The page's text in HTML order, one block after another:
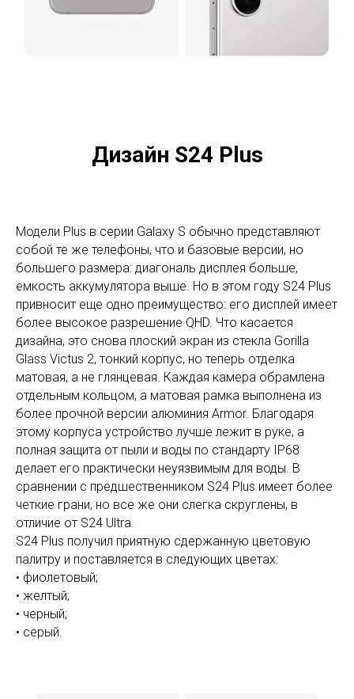
Дизайн S24 Plus
Модели Plus в серии Galaxy S обычно представляют
собой те же телефоны, что и базовые версии, но
большего размера: диагональ дисплея больше,
емкость аккумулятора выше. Но в этом году S24 Plus
привносит еще одно преимущество: его дисплей имеет
более высокое разрешение QHD. Что касается
дизайна, это снова плоский экран из стекла Gorilla
Glass Victus 2, тонкий корпус, но теперь отделка
матовая, а не глянцевая. Каждая камера обрамлена
отдельным кольцом, а матовая рамка выполнена из
более прочной версии алюминия Armor. Благодаря
этому корпуса устройство лучше лежит в руке, а
полная защита от пыли и воды по стандарту IP68
делает его практически неуязвимым для воды. В
сравнении с предшественником S24 Plus имеет более
четкие грани, но все же они слегка скруглены, в
отличие от S24 Ultra.
S24 Plus получил приятную сдержанную цветовую
палитру и поставляется в следующих цветах:
• фиолетовый;
• желтый;
• черный;
• серый.